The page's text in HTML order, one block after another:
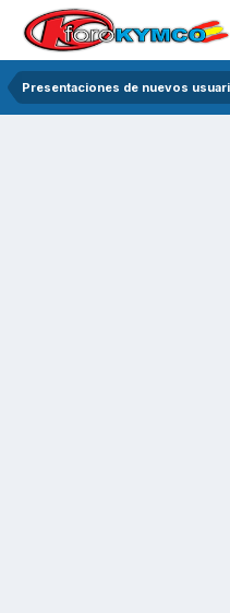
Presentaciones de nuevos